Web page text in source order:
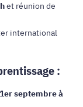
et réunion de
international
:
septembre à